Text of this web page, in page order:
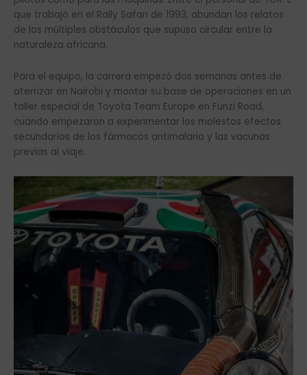
que trabajó en el Rally Safari de 1993, abundan los relatos
de los múltiples obstáculos que supuso circular entre la
naturaleza africana.
Para el equipo, la carrera empezó dos semanas antes de
aterrizar en Nairobi y montar su base de operaciones en un
taller especial de Toyota Team Europe en Funzi Road,
cuando empezaron a experimentar los molestos efectos
secundarios de los fármacos antimalaria y las vacunas
previas al viaje.